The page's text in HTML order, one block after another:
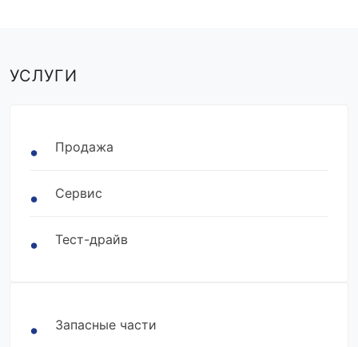
УСЛУГИ
Продажа
Сервис
Тест-драйв
Запасные части